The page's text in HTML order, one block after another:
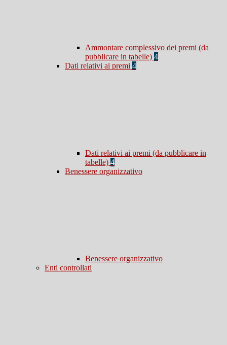
Ammontare complessivo dei premi (da
pubblicare in tabelle) 4
Dati relativi ai premi 4
Dati relativi ai premi (da pubblicare in
tabelle) 4
Benessere organizzativo
Benessere organizzativo
Enti controllati